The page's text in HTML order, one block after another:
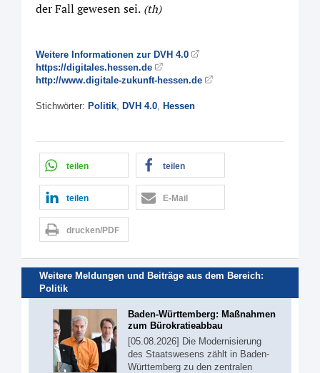
der Fall gewesen sei. (th)
Weitere Informationen zur DVH 4.0
https://digitales.hessen.de
http://www.digitale-zukunft-hessen.de
Stichwörter: Politik, DVH 4.0, Hessen
teilen teilen
teilen E-Mail
drucken/PDF
Weitere Meldungen und Beiträge aus dem Bereich:
Politik
Baden-Württemberg: Maßnahmen
zum Bürokratieabbau
[05.08.2026] Die Modernisierung
des Staatswesens zählt in Baden-
Württemberg zu den zentralen